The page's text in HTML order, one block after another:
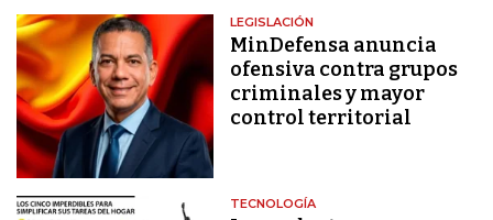
LEGISLACIÓN
MinDefensa anuncia
ofensiva contra grupos
criminales y mayor
control territorial
TECNOLOGÍA